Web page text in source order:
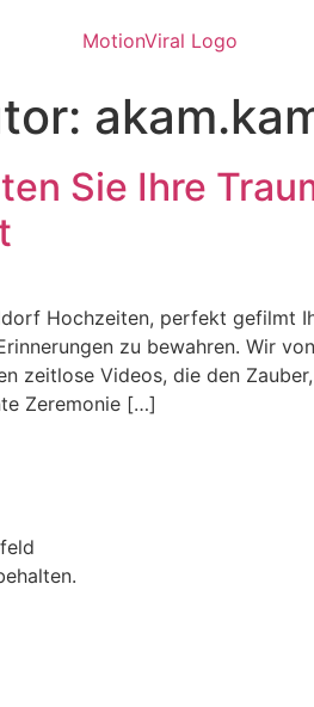
Sie Ihre
Hochzeiten, perfekt gefilmt
zu bewahren. Wir
zeitlose Videos, die den
Zeremonie […]